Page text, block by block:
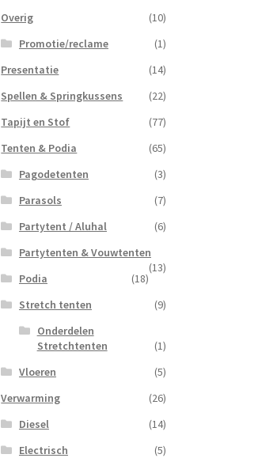
Overig
(10)
Promotie/reclame
(1)
Presentatie
(14)
Spellen & Springkussens
(22)
Tapijt en Stof
(77)
Tenten & Podia
(65)
Pagodetenten
(3)
Parasols
(7)
Partytent / Aluhal
(6)
Partytenten & Vouwtenten
(13)
Podia
(18)
Stretch tenten
(9)
Onderdelen
Stretchtenten
(1)
Vloeren
(5)
Verwarming
(26)
Diesel
(14)
Electrisch
(5)